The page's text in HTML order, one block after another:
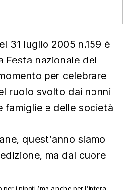
31 luglio 2005 n.159 è
Festa nazionale dei
per celebrare
ruolo svolto dai nonni
famiglie e delle società
quest’anno siamo
ma dal cuore
i nipoti (ma anche per l’intera